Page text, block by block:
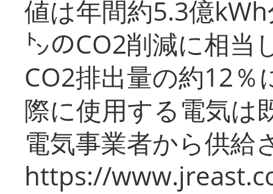
値は年間約5.3億
㌧のCO2削減に相当
CO2排出量の約12％
際に使用する電気は
電気事業者から供給
https://